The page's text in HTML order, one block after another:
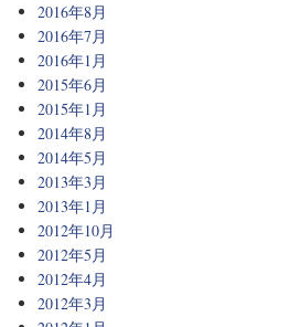
2016年8月
2016年7月
2016年1月
2015年6月
2015年1月
2014年8月
2014年5月
2013年3月
2013年1月
2012年10月
2012年5月
2012年4月
2012年3月